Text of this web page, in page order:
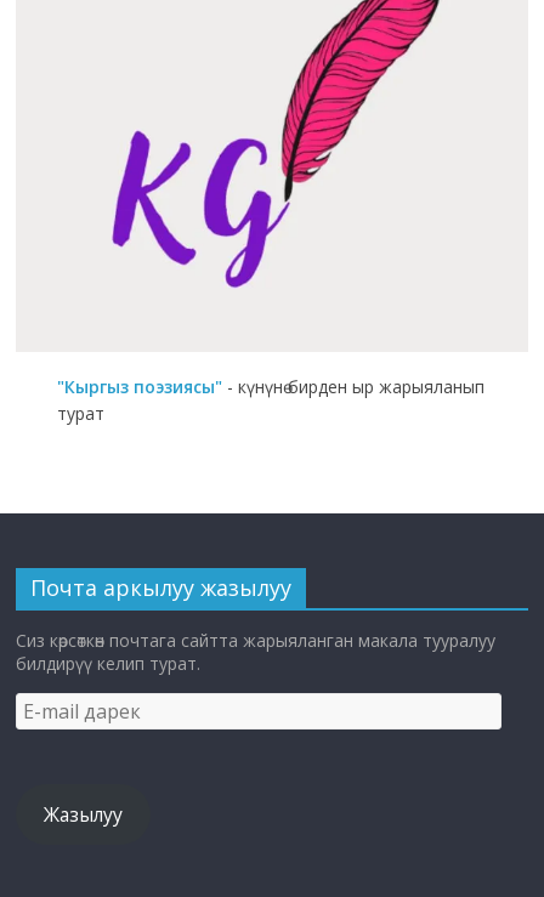
"Кыргыз поэзиясы" - күнүнө бирден ыр жарыяланып
турат
Почта аркылуу жазылуу
Сиз көрсөткөн почтага сайтта жарыяланган макала тууралуу
билдирүү келип турат.
E-
mail
Жазылуу